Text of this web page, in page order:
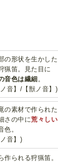
の形状を生かした
猟笛。見た目に
音色は繊細。
音】/【獣ノ音】)
の素材で作られた
さの中に荒々しい
色。
音】)
作られる狩猟笛。